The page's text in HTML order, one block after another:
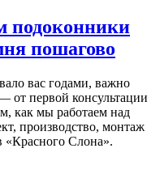
подоконники
пошагово
вас годами, важно
от первой консультации
как мы работаем над
производство, монтаж
«Красного Слона».